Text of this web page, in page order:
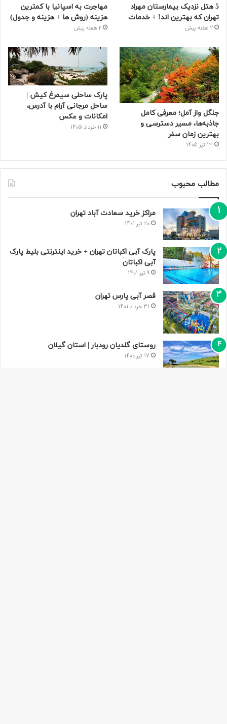
5 هتل نزدیک بیمارستان مهراد
تهران که بهترین‌ اند! + خدمات
2 هفته پیش
مهاجرت به اسپانیا با کمترین
هزینه (روش ها + هزینه و جدول)
2 هفته پیش
جنگل واز آمل؛ معرفی کامل
جاذبه‌ها، مسیر دسترسی و
بهترین زمان سفر
13 تیر 1405
پارک ساحلی سیمرغ کیش |
ساحل مرجانی آرام با آدرس،
امکانات و عکس
11 خرداد 1405
مطالب محبوب
مراکز خرید سعادت‌ آباد تهران
20 تیر 1401
پارک آبی اکباتان تهران + خرید اینترنتی بلیط پارک
آبی اکباتان
9 تیر 1401
قصر آبی پارس تهران
31 خرداد 1401
روستای گلدیان رودبار | استان گیلان
17 تیر 1400